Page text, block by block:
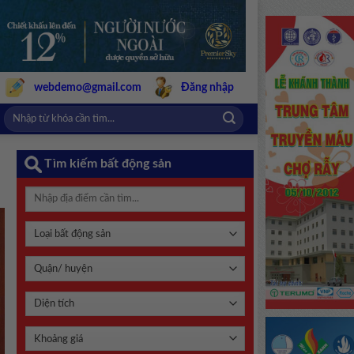
webdemo@gmail.com Đăng nhập
Tìm kiếm bất động sản